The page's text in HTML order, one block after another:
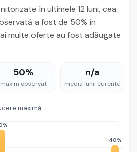
în ultimele 12 luni, cea
a fost de 50% în
multe oferte au fost adăugate
50%
maxim observat
n/a
media lunii curente
maximă
40%